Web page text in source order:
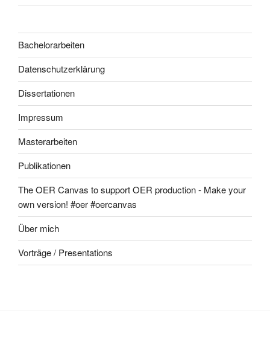
Bachelorarbeiten
Datenschutzerklärung
Dissertationen
Impressum
Masterarbeiten
Publikationen
The OER Canvas to support OER production - Make your
own version! #oer #oercanvas
Über mich
Vorträge / Presentations